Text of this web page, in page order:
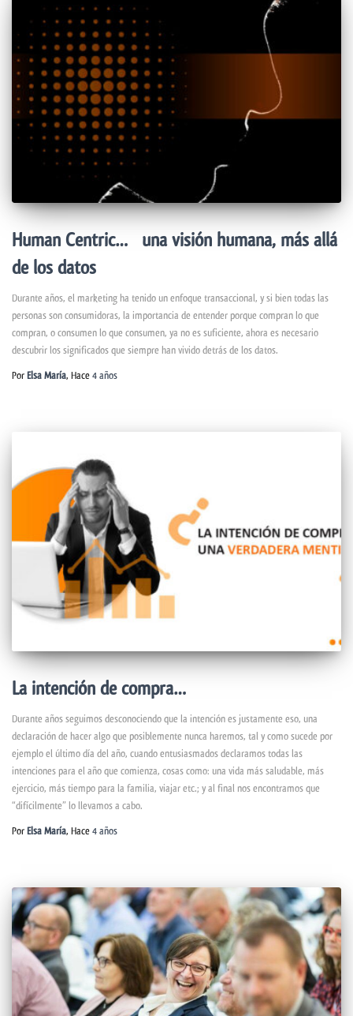
Human Centric… una visión humana, más allá
de los datos
Durante años, el marketing ha tenido un enfoque transaccional, y si bien todas las
personas son consumidoras, la importancia de entender porque compran lo que
compran, o consumen lo que consumen, ya no es suficiente, ahora es necesario
descubrir los significados que siempre han vivido detrás de los datos.
PorElsa María, Hace4 años
La intención de compra…
Durante años seguimos desconociendo que la intención es justamente eso, una
declaración de hacer algo que posiblemente nunca haremos, tal y como sucede por
ejemplo el último día del año, cuando entusiasmados declaramos todas las
intenciones para el año que comienza, cosas como: una vida más saludable, más
ejercicio, más tiempo para la familia, viajar etc.; y al final nos encontramos que
“difícilmente” lo llevamos a cabo.
PorElsa María, Hace4 años